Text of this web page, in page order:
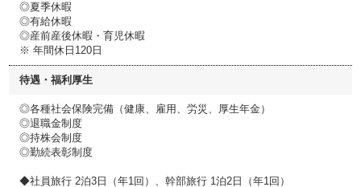
◎夏季休暇
◎有給休暇
◎産前産後休暇・育児休暇
※ 年間休日120日
待遇・福利厚生
◎各種社会保険完備（健康、雇用、労災、厚生年金）
◎退職金制度
◎持株会制度
◎勤続表彰制度
◆社員旅行 2泊3日（年1回）、幹部旅行 1泊2日（年1回）